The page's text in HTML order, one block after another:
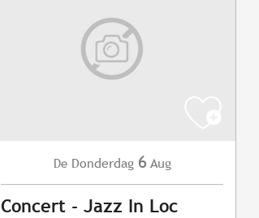
De Donderdag 6 Aug
Concert - Jazz In Loc